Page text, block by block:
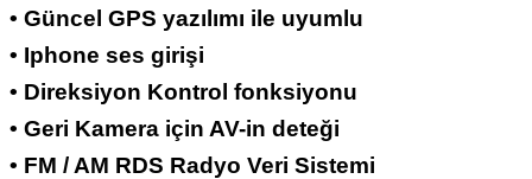
• Güncel GPS yazılımı ile uyumlu
• Iphone ses girişi
• Direksiyon Kontrol fonksiyonu
• Geri Kamera için AV-in deteği
• FM / AM RDS Radyo Veri Sistemi